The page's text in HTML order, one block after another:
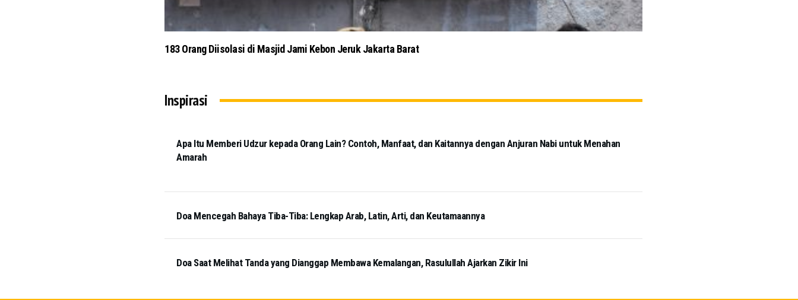
Salat Jumat di Masjid Pusdai Bandung Terapkan Protokol Kesehatan
Inspirasi
Apa Itu Memberi Udzur kepada Orang Lain? Contoh, Manfaat, dan Kaitannya dengan Anjuran Nabi untuk Menahan
Amarah
Doa Mencegah Bahaya Tiba-Tiba: Lengkap Arab, Latin, Arti, dan Keutamaannya
Doa Saat Melihat Tanda yang Dianggap Membawa Kemalangan, Rasulullah Ajarkan Zikir Ini